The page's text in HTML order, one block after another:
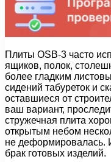
Плиты OSB-3 часто
ящиков, полок,
более гладким
сидений табуреток и
оставшиеся от
ваш вариант,
стружечная плита
открытым небом
не деформировалась.
брак готовых изделий.